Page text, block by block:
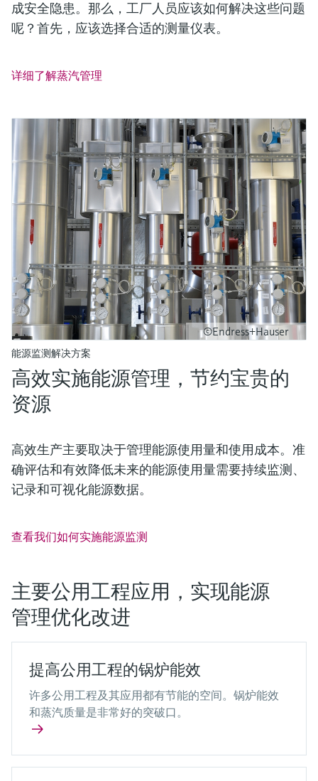
成安全隐患。那么，工厂人员应该如何解决这些问题
呢？首先，应该选择合适的测量仪表。
详细了解蒸汽管理
©Endress+Hauser
能源监测解决方案
高效实施能源管理，节约宝贵的
资源
高效生产主要取决于管理能源使用量和使用成本。准
确评估和有效降低未来的能源使用量需要持续监测、
记录和可视化能源数据。
查看我们如何实施能源监测
主要公用工程应用，实现能源
管理优化改进
提高公用工程的锅炉能效
许多公用工程及其应用都有节能的空间。锅炉能效
和蒸汽质量是非常好的突破口。
网络不给力，请刷新重试
网络不给力，请刷新重试